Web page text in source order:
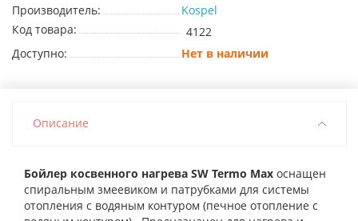
Производитель:
Kospel
Код товара:
4122
Доступно:
Нет в наличии
Описание
Бойлер косвенного нагрева SW Termo Max оснащен
спиральным змеевиком и патрубками для системы
отопления с водяным контуром (печное отопление с